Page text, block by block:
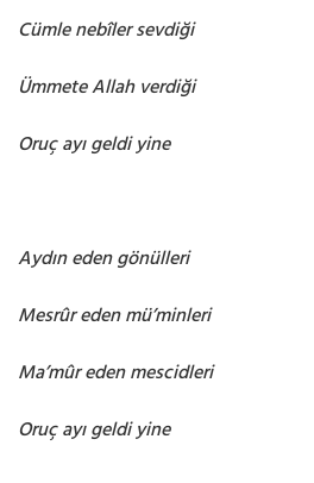
Cümle nebîler sevdiği
Ümmete Allah verdiği
Oruç ayı geldi yine
Aydın eden gönülleri
Mesrûr eden mü’minleri
Ma’mûr eden mescidleri
Oruç ayı geldi yine